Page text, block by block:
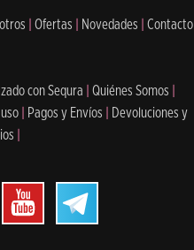
Ofertas Novedades
Contacto
con Sequra Quiénes Somos
Pagos y Envíos
Devoluciones y